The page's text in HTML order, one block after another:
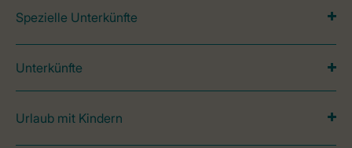
Spezielle Unterkünfte
Unterkünfte
Urlaub mit Kindern